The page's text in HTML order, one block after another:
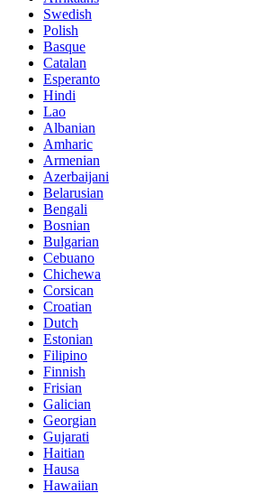
Swedish
Polish
Basque
Catalan
Esperanto
Hindi
Lao
Albanian
Amharic
Armenian
Azerbaijani
Belarusian
Bengali
Bosnian
Bulgarian
Cebuano
Chichewa
Corsican
Croatian
Dutch
Estonian
Filipino
Finnish
Frisian
Galician
Georgian
Gujarati
Haitian
Hausa
Hawaiian